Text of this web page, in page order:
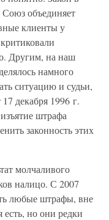
Союз объединяет
клиенты у
Другим, на наш
намного
ситуацию и судьи,
декабря 1996 г.
штрафа
законность этих
молчаливого
налицо. С 2007
любые штрафы, вне
но они редки